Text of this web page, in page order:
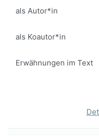
als Autor*in
als Koautor*in
Erwähnungen im Text